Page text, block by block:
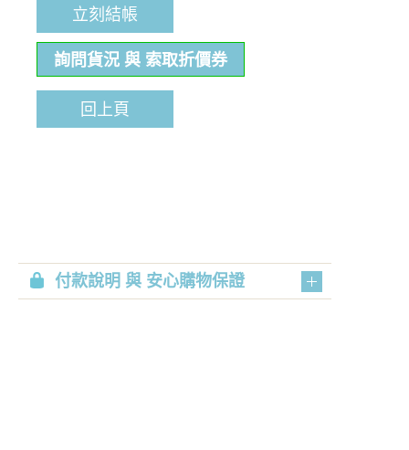
立刻結帳
詢問貨況 與 索取折價券
回上頁
付款說明 與 安心購物保證